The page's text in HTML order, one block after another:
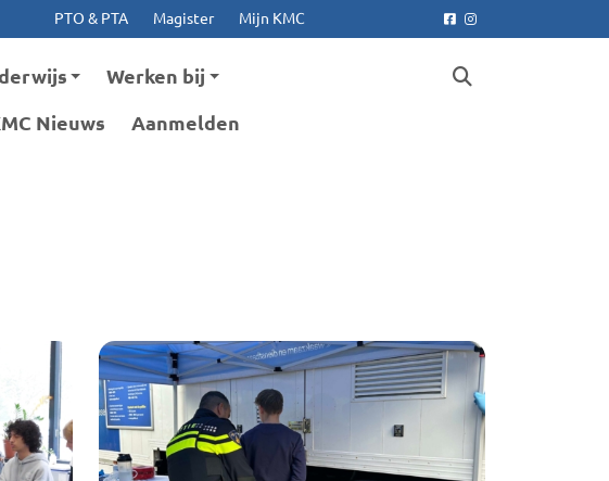
PTO & PTA Magister Mijn KMC Facebook
Instagram
Werken bij
Nieuws Aanmelden